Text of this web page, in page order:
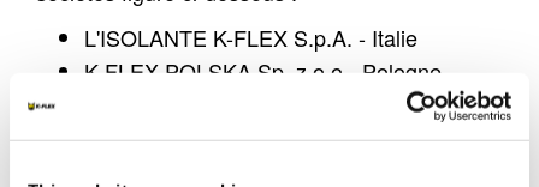
L'ISOLANTE K-FLEX S.p.A. - Italie
K-FLEX POLSKA Sp. z o.o.
-Pologne
-Allemagne
SAGI K-FLEX-France